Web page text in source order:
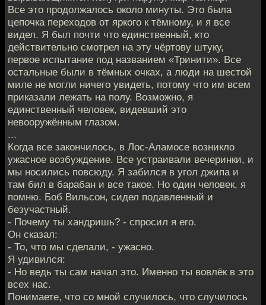
Все это продолжалось около минуты. Это была
цепочка переходов от яркого к тёмному, и я все
видел. Я был почти что единственный, кто
действительно смотрел на эту чёртову штуку,
первое испытание под названием «Тринити». Все
остальные были в тёмных очках, а люди на шестой
миле не могли ничего увидеть, потому что им всем
приказали лежать на полу. Возможно, я
единственный человек, видевший это
невооружённым глазом.
...
Когда все закончилось, в Лос-Аламосе возникло
ужасное возбуждение. Все устраивали вечеринки, и
мы носились повсюду. Я забился в угол джипа и
там бил в барабан и все такое. Но один человек, я
помню. Боб Вильсон, сидел подавленный и
безучастный.
- Почему ты хандришь? - спросил я его.
Он сказал:
- То, что мы сделали, - ужасно.
Я удивился:
- Но ведь ты сам начал это. Именно ты вовлёк в это
всех нас.
Понимаете, что со мной случилось, что случилось